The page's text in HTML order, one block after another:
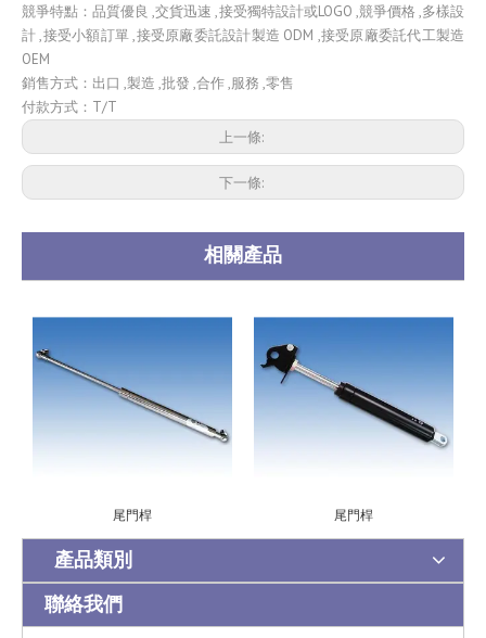
競爭特點：品質優良 ,交貨迅速 ,接受獨特設計或LOGO ,競爭價格 ,多樣設
計 ,接受小額訂單 ,接受原廠委託設計製造 ODM ,接受原廠委託代工製造
OEM
銷售方式：出口 ,製造 ,批發 ,合作 ,服務 ,零售
付款方式：T/T
上一條:
下一條:
相關產品
尾門桿 尾門桿
產品類別
聯絡我們